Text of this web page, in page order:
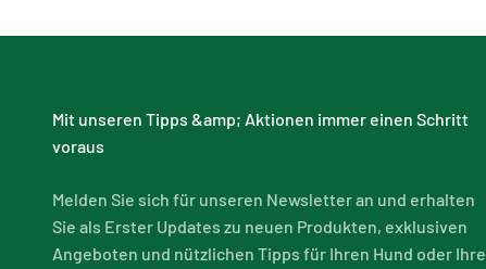
Mit unseren Tipps &amp; Aktionen immer einen Schritt
voraus
Melden Sie sich für unseren Newsletter an und erhalten
Sie als Erster Updates zu neuen Produkten, exklusiven
Angeboten und nützlichen Tipps für Ihren Hund oder Ihre